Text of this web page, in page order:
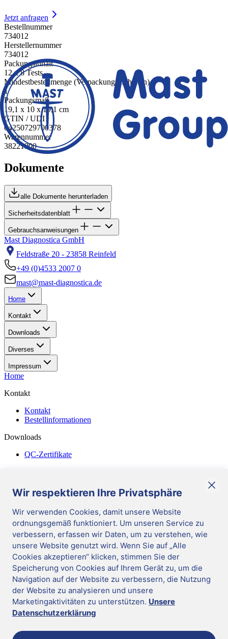
Wir respektieren Ihre Privatsphäre
Wir verwenden Cookies, damit unsere Website
ordnungsgemäß funktioniert. Um unseren Service zu
verbessern, erfassen wir Daten, um zu verstehen, wie
unsere Website genutzt wird. Wenn Sie auf „Alle
Cookies akzeptieren“ klicken, stimmen Sie der
Speicherung von Cookies auf Ihrem Gerät zu, um die
Navigation auf der Website zu verbessern, die Nutzung
der Website zu analysieren und unsere
Marketingaktivitäten zu unterstützen. Unsere
Datenschutzerklärung
Jetzt anfragen
Bestellnummer
734012
Herstellernummer
734012
Packungsinhalt
12 x 8 Tests
Mindestbestellmenge (Verpackungseinheiten)
1
Packungsmaß
19,1 x 10 x 19,1 cm
GTIN / UDI
04250729700378
Warennummer
38221900
Dokumente
alle Dokumente herunterladen
Sicherheitsdatenblatt
Gebrauchsanweisungen
Mast Diagnostica GmbH
Feldstraße 20 - 23858 Reinfeld
+49 (0)4533 2007 0
mast@mast-diagnostica.de
Home
Kontakt
Downloads
Diverses
Impressum
Home
Kontakt
Kontakt
Bestellinformationen
Downloads
QC-Zertifikate
Allgemeine Geschäftsbedingungen
Corporate Responsibility
German
Cookies verwalten
Impressum |
Datenschutz |
Hinweisgeber-System
Update cookie preferences |Mast Diagnostica GmbH 2026
Folgen Sie uns
DE
Mast Diagnostica GmbH 2026
Wechseln Sie in die richtige Region für mehr Informationen